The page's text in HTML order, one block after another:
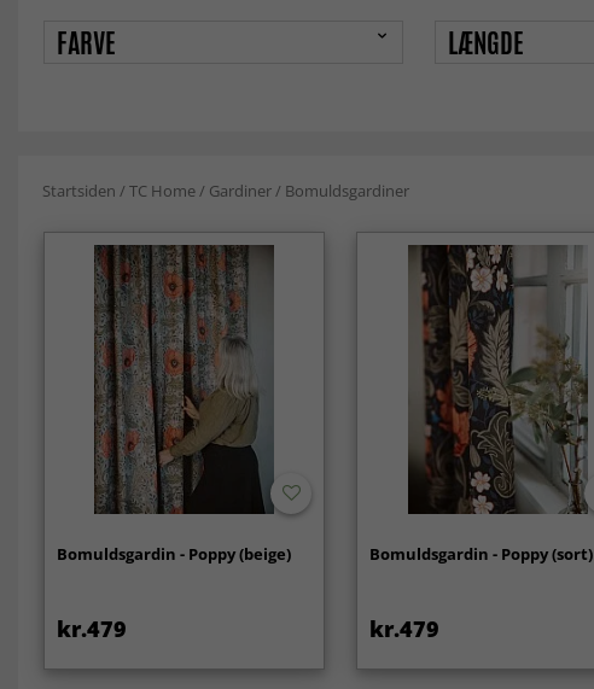
FARVE LÆNGDE
Startsiden /TC Home/ Gardiner/ Bomuldsgardiner
Bomuldsgardin - Poppy (beige)
kr.479
Bomuldsgardin - Poppy (sort)
kr.479